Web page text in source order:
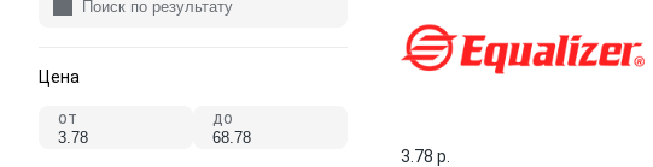
Цена
от до
3.78 p.